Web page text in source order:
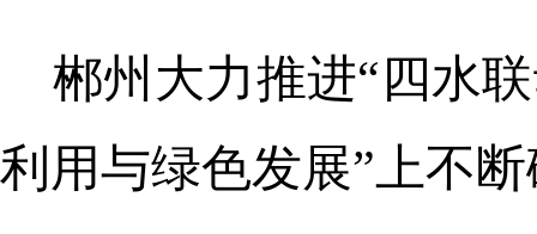
郴州大力推进“四水
利用与绿色发展”上不